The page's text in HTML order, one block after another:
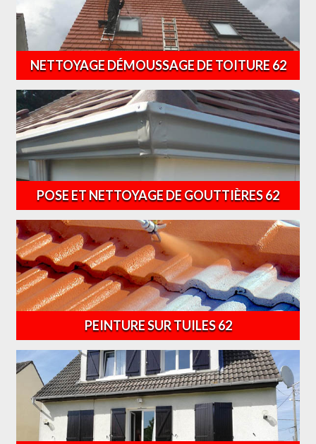
NETTOYAGE DÉMOUSSAGE DE TOITURE 62
POSE ET NETTOYAGE DE GOUTTIÈRES 62
PEINTURE SUR TUILES 62